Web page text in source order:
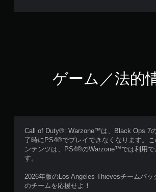
ゲーム／法的
Call of Duty®: Warzone™は、Black Ops 7
了時にPS4®でプレイできなくなります。
ンテンツは、PS4®のWarzone™では利用で
す。
2026年版のLos Angeles Thievesチームパッ
のチームを応援せよ！